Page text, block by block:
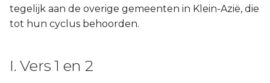
tegelijk aan de overige gemeenten in Klein-Azië, die
tot hun cyclus behoorden.
I. Vers 1 en 2